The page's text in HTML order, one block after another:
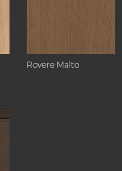
Rovere Malto